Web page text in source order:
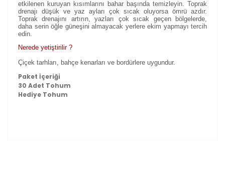
etkilenen kuruyan kısımlarını bahar başında temizleyin. Toprak
drenajı düşük ve yaz ayları çok sıcak oluyorsa ömrü azdır.
Toprak drenajını artırın, yazları çok sıcak geçen bölgelerde,
daha serin öğle güneşini almayacak yerlere ekim yapmayı tercih
edin.
Nerede yetiştirilir ?
Çiçek tarhları, bahçe kenarları ve bordürlere uygundur.
Paket İçeriği
30 Adet Tohum
Hediye Tohum